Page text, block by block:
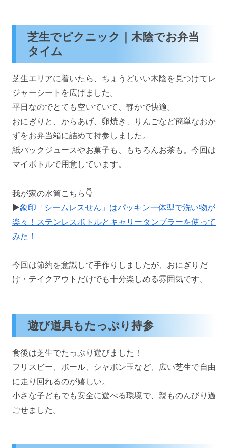
芝生でピクニック｜木陰でお弁当
タイム
芝生エリアに着いたら、ちょうどいい木陰を見つけてレ
ジャーシートを広げました。
平日なのでとても空いていて、静かで快適。
おにぎりと、からあげ、卵焼き、りんごなど簡単なおか
ずをお弁当箱に詰めて持参しました。
紙パックジュースやお菓子も、もちろんお茶も。今回は
マイボトルで用意しています。
我が家の水筒こちら👇
▶️象印「シームレスせん」はパッキン一体型で洗い物が
楽々！ステンレスボトルとキャリータンブラーを使って
みた！
今回は節約を意識して手作りしましたが、おにぎりだ
け・テイクアウトだけでも十分楽しめる雰囲気です。
遊び道具もたっぷり持参
食後は芝生でたっぷり遊びました！
フリスビー、ボール、シャボン玉など、広い芝生で自由
に走り回れるのが嬉しい。
小さな子どもでも安全に遊べる環境で、親ものんびり過
ごせました。